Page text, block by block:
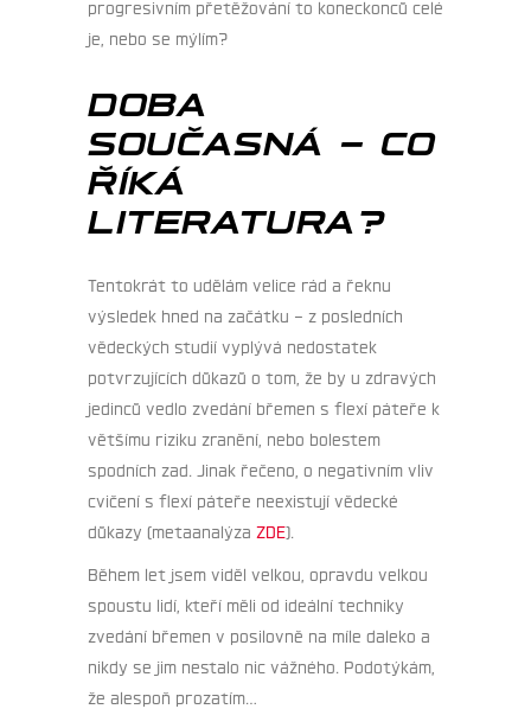
progresivním přetěžování to koneckonců celé
je, nebo se mýlím?
DOBA
SOUČASNÁ – CO
ŘÍKÁ
LITERATURA?
Tentokrát to udělám velice rád a řeknu
výsledek hned na začátku – z posledních
vědeckých studií vyplývá nedostatek
potvrzujících důkazů o tom, že by u zdravých
jedinců vedlo zvedání břemen s flexí páteře k
většímu riziku zranění, nebo bolestem
spodních zad. Jinak řečeno, o negativním vliv
cvičení s flexí páteře neexistují vědecké
důkazy (metaanalýza ZDE).
Během let jsem viděl velkou, opravdu velkou
spoustu lidí, kteří měli od ideální techniky
zvedání břemen v posilovně na míle daleko a
nikdy se jim nestalo nic vážného. Podotýkám,
že alespoň prozatím…